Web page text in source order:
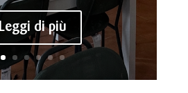
Leggi di più